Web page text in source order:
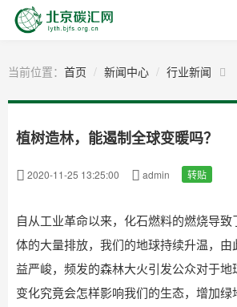
当前位置： 首页 新闻中心 行业新闻
植树造林，能遏制全球变暖吗？
2020-11-25 13:25:00 admin 转贴
自从工业革命以来，化石燃料的燃烧导
体的大量排放，我们的地球持续升温，由
益严峻，频发的森林大火引发公众对于
变化究竟会怎样影响我们的生态，增加绿